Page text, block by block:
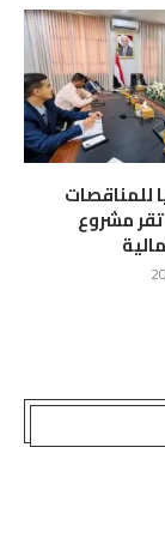
للمناقصات
تقر مشروع